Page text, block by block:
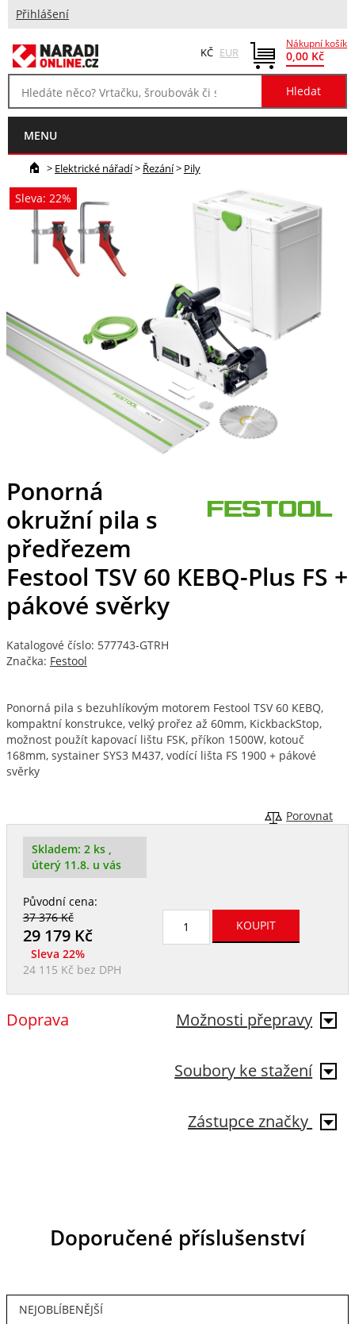
Přihlášení
Nákupní košík
0,00 Kč
KČ EUR
MENU
> Elektrické nářadí> Řezání> Pily
Sleva: 22%
Ponorná
okružní pila s
předřezem
Festool TSV 60 KEBQ-Plus FS +
pákové svěrky
Katalogové číslo: 577743-GTRH
Značka: Festool
Ponorná pila s bezuhlíkovým motorem Festool TSV 60 KEBQ,
kompaktní konstrukce, velký prořez až 60mm, KickbackStop,
možnost použít kapovací lištu FSK, příkon 1500W, kotouč
168mm, systainer SYS3 M437, vodící lišta FS 1900 + pákové
svěrky
Porovnat
Skladem: 2 ks ,
úterý 11.8. u vás
Původní cena:
37 376 Kč
29 179Kč
Sleva 22%
24 115 Kč bez DPH
Možnosti přepravy
Doprava
Soubory ke stažení
Zástupce značky
Doporučené příslušenství
NEJOBLÍBENĚJŠÍ